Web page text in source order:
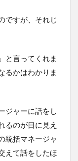
ですが、それじ
と言ってくれま
るかはわかりま
ジャーに話をし
るのが目に見え
統括マネージャ
えて話をしたほ